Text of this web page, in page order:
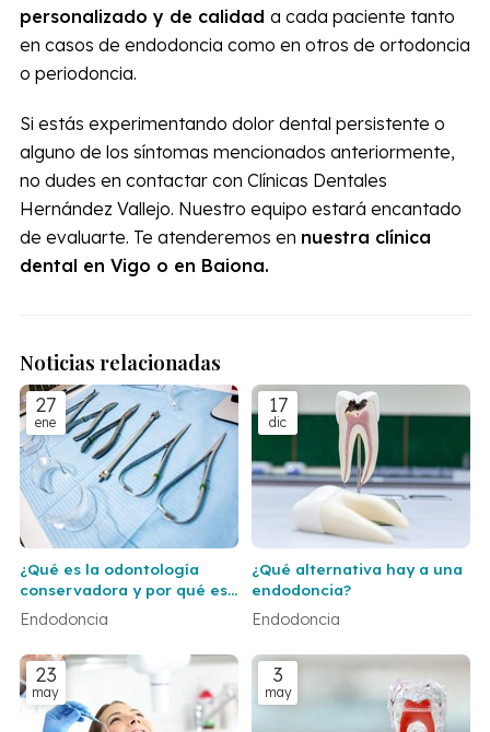
personalizado y de calidad a cada paciente tanto
en casos de endodoncia como en otros de ortodoncia
o periodoncia.
Si estás experimentando dolor dental persistente o
alguno de los síntomas mencionados anteriormente,
no dudes en contactar con Clínicas Dentales
Hernández Vallejo. Nuestro equipo estará encantado
de evaluarte. Te atenderemos en nuestra clínica
dental en Vigo o en Baiona.
Noticias relacionadas
27
ene
¿Qué es la odontología
conservadora y por qué es
importante?
Endodoncia
17
dic
¿Qué alternativa hay a una
endodoncia?
Endodoncia
23
may
3
may